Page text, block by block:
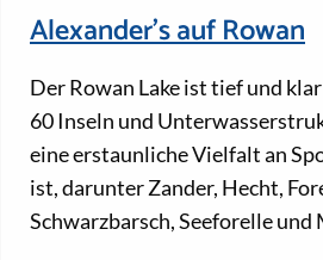
Alexander's auf Rowan
Der Rowan Lake ist tief und
60 Inseln und
eine erstaunliche Vielfalt an
ist, darunter Zander, Hecht,
Schwarzbarsch, Seeforelle und